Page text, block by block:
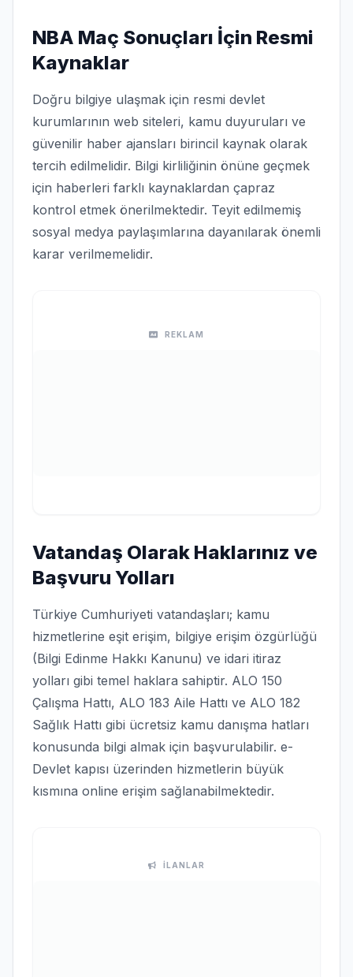
NBA Maç Sonuçları İçin Resmi
Kaynaklar
Doğru bilgiye ulaşmak için resmi devlet
kurumlarının web siteleri, kamu duyuruları ve
güvenilir haber ajansları birincil kaynak olarak
tercih edilmelidir. Bilgi kirliliğinin önüne geçmek
için haberleri farklı kaynaklardan çapraz
kontrol etmek önerilmektedir. Teyit edilmemiş
sosyal medya paylaşımlarına dayanılarak önemli
karar verilmemelidir.
REKLAM
Vatandaş Olarak Haklarınız ve
Başvuru Yolları
Türkiye Cumhuriyeti vatandaşları; kamu
hizmetlerine eşit erişim, bilgiye erişim özgürlüğü
(Bilgi Edinme Hakkı Kanunu) ve idari itiraz
yolları gibi temel haklara sahiptir. ALO 150
Çalışma Hattı, ALO 183 Aile Hattı ve ALO 182
Sağlık Hattı gibi ücretsiz kamu danışma hatları
konusunda bilgi almak için başvurulabilir. e-
Devlet kapısı üzerinden hizmetlerin büyük
kısmına online erişim sağlanabilmektedir.
İLANLAR